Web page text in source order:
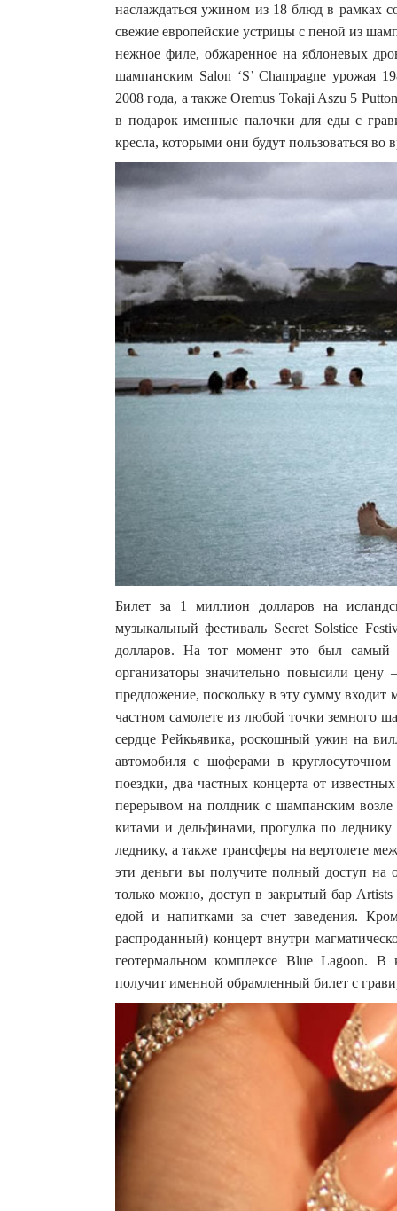
наслаждаться ужином из 18 блюд в рамках
свежие европейские устрицы с пеной из
нежное филе, обжаренное на яблоневых
шампанским Salon ‘S’ Champagne урожая
2008 года, а также Oremus Tokaji Aszu 5
в подарок именные палочки для еды с
кресла, которыми они будут пользоваться во
Билет за 1 миллион долларов на
музыкальный фестиваль Secret Solstice
долларов. На тот момент это был самый
организаторы значительно повысили
предложение, поскольку в эту сумму входит
частном самолете из любой точки земного
сердце Рейкьявика, роскошный ужин на
автомобиля с шоферами в круглосуточном
поездки, два частных концерта от
перерывом на полдник с шампанским возле
китами и дельфинами, прогулка по
леднику, а также трансферы на вертолете
эти деньги вы получите полный доступ на
только можно, доступ в закрытый бар
едой и напитками за счет заведения.
распроданный) концерт внутри
геотермальном комплексе Blue Lagoon.
получит именной обрамленный билет с